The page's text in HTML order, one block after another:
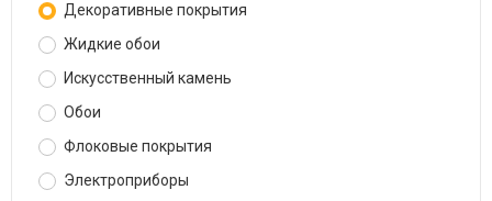
Декоративные покрытия
Жидкие обои
Искусственный камень
Обои
Флоковые покрытия
Электроприборы